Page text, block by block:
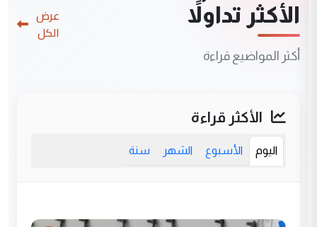
الأكثر تداولاً
أكثر المواضيع قراءة
عرض
الكل
الأكثر قراءة
اليوم الأسبوع الشهر سنة